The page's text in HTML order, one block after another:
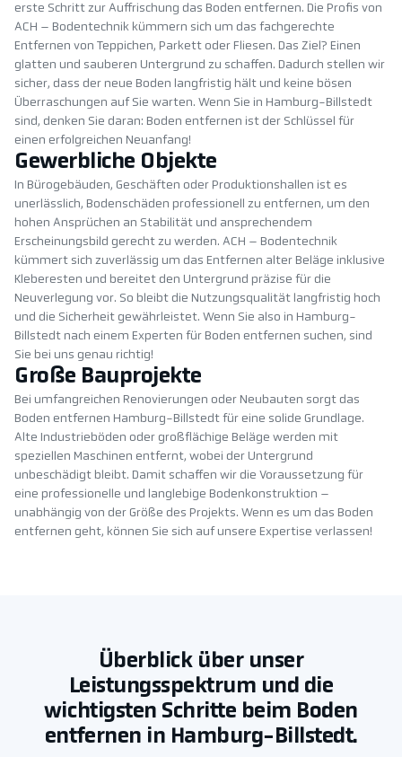
erste Schritt zur Auffrischung das Boden entfernen. Die Profis von
ACH – Bodentechnik kümmern sich um das fachgerechte
Entfernen von Teppichen, Parkett oder Fliesen. Das Ziel? Einen
glatten und sauberen Untergrund zu schaffen. Dadurch stellen wir
sicher, dass der neue Boden langfristig hält und keine bösen
Überraschungen auf Sie warten. Wenn Sie in Hamburg-Billstedt
sind, denken Sie daran: Boden entfernen ist der Schlüssel für
einen erfolgreichen Neuanfang!
Gewerbliche Objekte
In Bürogebäuden, Geschäften oder Produktionshallen ist es
unerlässlich, Bodenschäden professionell zu entfernen, um den
hohen Ansprüchen an Stabilität und ansprechendem
Erscheinungsbild gerecht zu werden. ACH – Bodentechnik
kümmert sich zuverlässig um das Entfernen alter Beläge inklusive
Kleberesten und bereitet den Untergrund präzise für die
Neuverlegung vor. So bleibt die Nutzungsqualität langfristig hoch
und die Sicherheit gewährleistet. Wenn Sie also in Hamburg-
Billstedt nach einem Experten für Boden entfernen suchen, sind
Sie bei uns genau richtig!
Große Bauprojekte
Bei umfangreichen Renovierungen oder Neubauten sorgt das
Boden entfernen Hamburg-Billstedt für eine solide Grundlage.
Alte Industrieböden oder großflächige Beläge werden mit
speziellen Maschinen entfernt, wobei der Untergrund
unbeschädigt bleibt. Damit schaffen wir die Voraussetzung für
eine professionelle und langlebige Bodenkonstruktion –
unabhängig von der Größe des Projekts. Wenn es um das Boden
entfernen geht, können Sie sich auf unsere Expertise verlassen!
Überblick über unser
Leistungsspektrum und die
wichtigsten Schritte beim Boden
entfernen in Hamburg-Billstedt.